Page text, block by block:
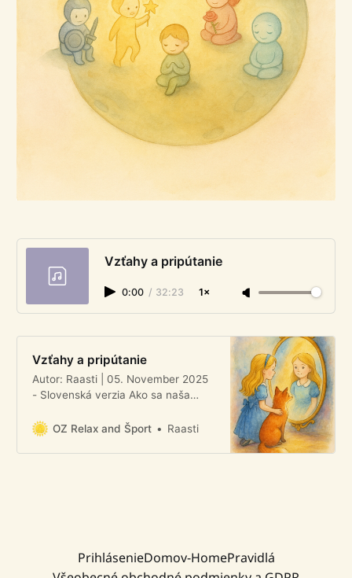
Vzťahy a pripútanie
0:00 / 32:23 1×
Vzťahy a pripútanie
Autor: Raasti | 05. November 2025
- Slovenská verzia Ako sa naša
vo vzťahoch Človek prichádza na
potrebou byť v bezpečí a v spojení
OZ Relax and Šport Raasti
PrihlásenieDomov-HomePravidlá